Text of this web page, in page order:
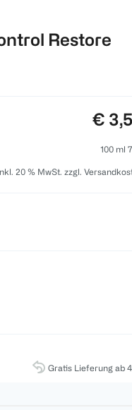
Restore
€
100 ml
20 % MwSt. zzgl.
Gratis Lieferung ab